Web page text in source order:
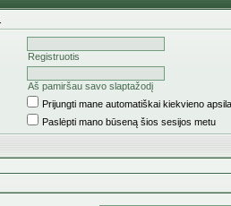
Registruotis
Aš pamiršau savo slaptažodį
Prijungti mane automatiškai kiekvieno
Paslėpti mano būseną šios sesijos metu